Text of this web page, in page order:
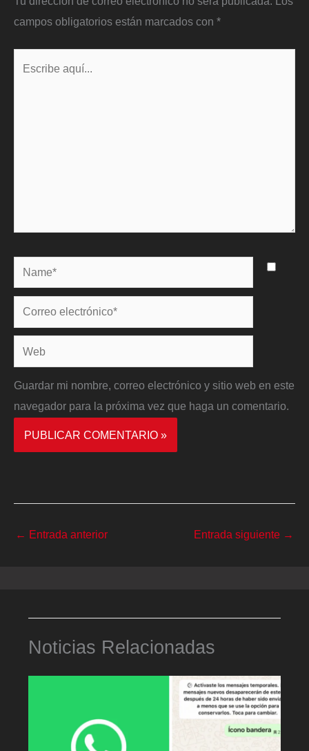
campos obligatorios están marcados con *
Name*
Correo
electrónico*
Web
Guardar mi nombre, correo electrónico y sitio web en este
navegador para la próxima vez que haga un comentario.
← Entrada anterior Entrada siguiente →
Noticias Relacionadas